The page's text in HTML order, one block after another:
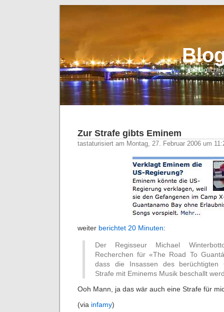
Die
Zur Strafe gibts Eminem
tastaturisiert am Montag, 27. Februar 2006 um
weiter berichtet 20 Minuten:
Der Regisseur Michael
Recherchen für «The Road To
dass die Insassen des berüchtigten
Strafe mit Eminems Musik beschallt
Ooh Mann, ja das wär auch eine Strafe für
(via infamy)